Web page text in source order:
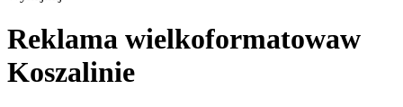
Reklama wielkoformatowaw
Koszalinie